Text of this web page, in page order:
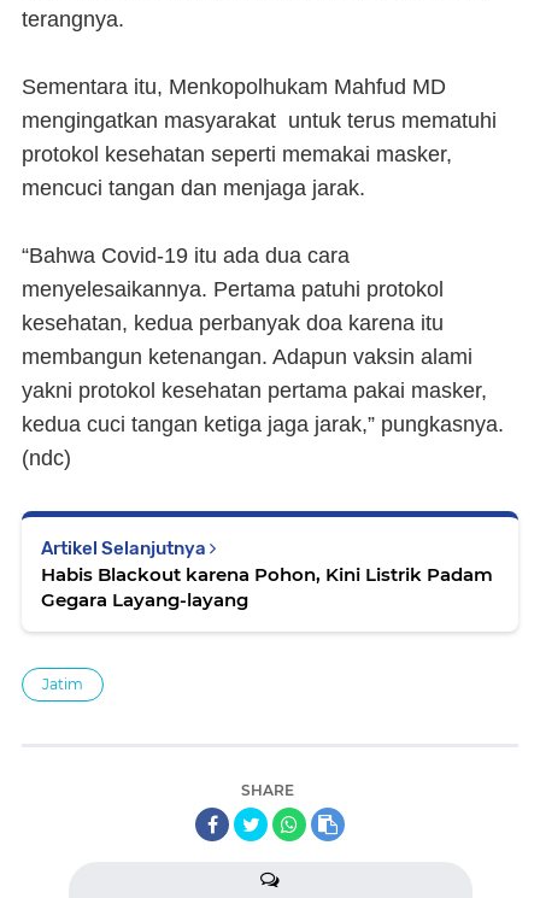
terangnya.
Sementara itu, Menkopolhukam Mahfud MD
mengingatkan masyarakat untuk terus mematuhi
protokol kesehatan seperti memakai masker,
mencuci tangan dan menjaga jarak.
“Bahwa Covid-19 itu ada dua cara
menyelesaikannya. Pertama patuhi protokol
kesehatan, kedua perbanyak doa karena itu
membangun ketenangan. Adapun vaksin alami
yakni protokol kesehatan pertama pakai masker,
kedua cuci tangan ketiga jaga jarak,” pungkasnya.
(ndc)
Artikel Selanjutnya
Habis Blackout karena Pohon, Kini Listrik Padam
Gegara Layang-layang
Jatim
SHARE